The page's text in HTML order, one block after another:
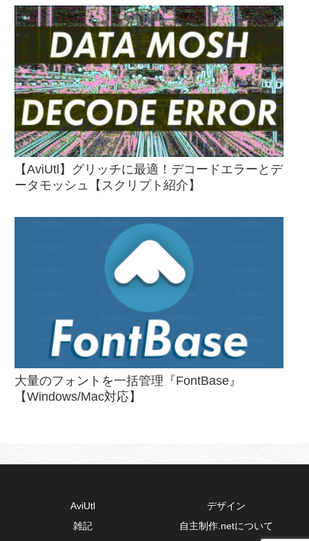
【AviUtl】グリッチに最適！デコードエラーとデ
ータモッシュ【スクリプト紹介】
大量のフォントを一括管理『FontBase』
【Windows/Mac対応】
AviUtl
デザイン
雑記
自主制作.netについて